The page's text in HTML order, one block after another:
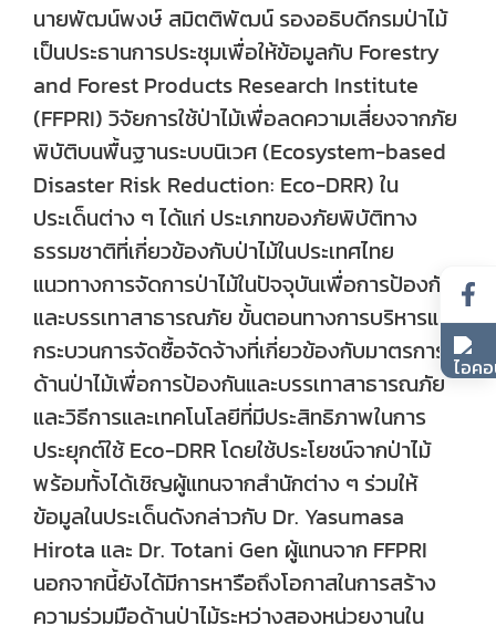
นายพัฒน์พงษ์ สมิตติพัฒน์ รองอธิบดีกรมป่าไม้
เป็นประธานการประชุมเพื่อให้ข้อมูลกับ Forestry
and Forest Products Research Institute
(FFPRI) วิจัยการใช้ป่าไม้เพื่อลดความเสี่ยงจากภัย
พิบัติบนพื้นฐานระบบนิเวศ (Ecosystem-based
Disaster Risk Reduction: Eco-DRR) ใน
ประเด็นต่าง ๆ ได้แก่ ประเภทของภัยพิบัติทาง
ธรรมชาติที่เกี่ยวข้องกับป่าไม้ในประเทศไทย
แนวทางการจัดการป่าไม้ในปัจจุบันเพื่อการป้องกัน
และบรรเทาสาธารณภัย ขั้นตอนทางการบริหารและ
กระบวนการจัดซื้อจัดจ้างที่เกี่ยวข้องกับมาตรการ
ด้านป่าไม้เพื่อการป้องกันและบรรเทาสาธารณภัย
และวิธีการและเทคโนโลยีที่มีประสิทธิภาพในการ
ประยุกต์ใช้ Eco-DRR โดยใช้ประโยชน์จากป่าไม้
พร้อมทั้งได้เชิญผู้แทนจากสำนักต่าง ๆ ร่วมให้
ข้อมูลในประเด็นดังกล่าวกับ Dr. Yasumasa
Hirota และ Dr. Totani Gen ผู้แทนจาก FFPRI
นอกจากนี้ยังได้มีการหารือถึงโอกาสในการสร้าง
ความร่วมมือด้านป่าไม้ระหว่างสองหน่วยงานใน